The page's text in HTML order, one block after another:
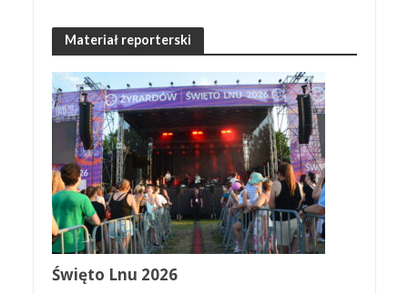
Materiał reporterski
Święto Lnu 2026